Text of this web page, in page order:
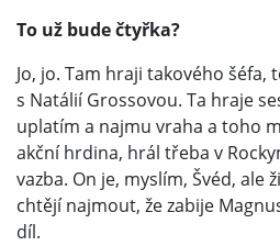
To už bude čtyřka?
Jo, jo. Tam hraji takového
s Natálií Grossovou. Ta hraje
uplatím a najmu vraha a toho
akční hrdina, hrál třeba v
vazba. On je, myslím, Švéd, ale
chtějí najmout, že zabije
díl.